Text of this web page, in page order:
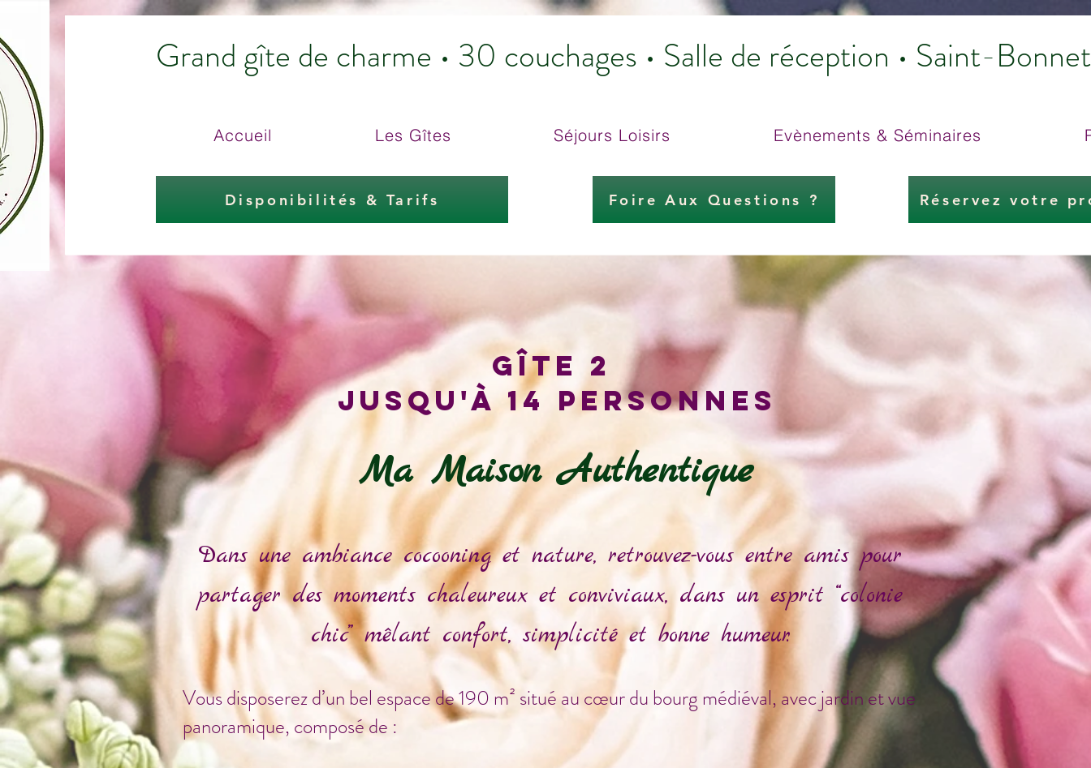
Accueil Les Gîtes Séjours Loisirs Evènements & Séminaires
Réservez votre
Disponibilités & Tarifs Foire Aux Questions ?
Grand gîte de charme • 30 couchages • Salle de réception • Saint-
Gîte 2
jusqu'à 14 personnes
Ma Maison Authentique
Dans une ambiance cocooning et nature, retrouvez-vous entre amis pour
partager des moments chaleureux et conviviaux, dans un esprit “colonie
chic” mêlant confort, simplicité et bonne humeur.
Vous disposerez d’un bel espace de 190 m² situé au cœur du bourg médiéval, avec jardin et vue
panoramique, composé de :